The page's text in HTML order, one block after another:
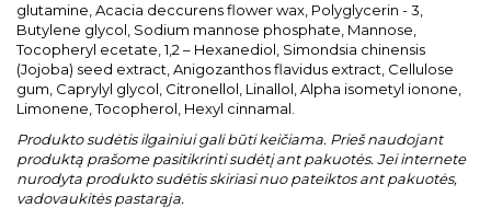
glutamine, Acacia deccurens flower wax, Polyglycerin - 3,
Butylene glycol, Sodium mannose phosphate, Mannose,
Tocopheryl ecetate, 1,2 – Hexanediol, Simondsia chinensis
(Jojoba) seed extract, Anigozanthos flavidus extract, Cellulose
gum, Caprylyl glycol, Citronellol, Linallol, Alpha isometyl ionone,
Limonene, Tocopherol, Hexyl cinnamal.
Produkto sudėtis ilgainiui gali būti keičiama. Prieš naudojant
produktą prašome pasitikrinti sudėtį ant pakuotės. Jei internete
nurodyta produkto sudėtis skiriasi nuo pateiktos ant pakuotės,
vadovaukitės pastarąja.